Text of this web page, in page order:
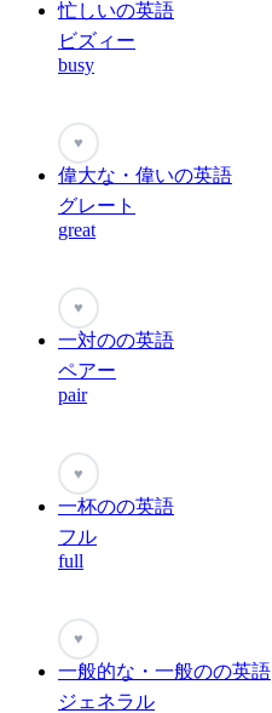
忙しいの英語
ビズィー
busy
♥
偉大な・偉いの英語
グレート
great
♥
一対のの英語
ペアー
pair
♥
一杯のの英語
フル
full
♥
一般的な・一般のの英語
ジェネラル